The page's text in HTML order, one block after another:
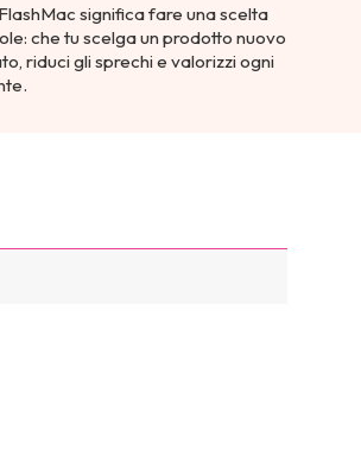
significa fare una scelta
che tu scelga un prodotto nuovo
riduci gli sprechi e valorizzi ogni